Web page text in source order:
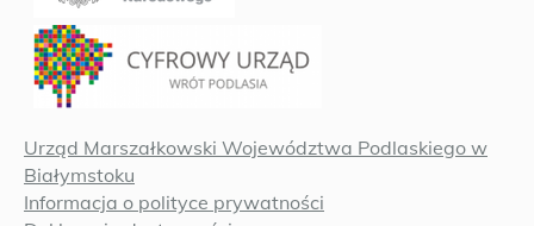
Urząd Marszałkowski Województwa Podlaskiego w
Białymstoku
Informacja o polityce prywatności